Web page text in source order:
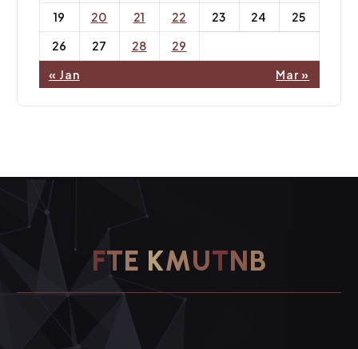
19
20 21 22 23 24
25
26
27 28 29
« Jan Mar »
FTE KMUTNB